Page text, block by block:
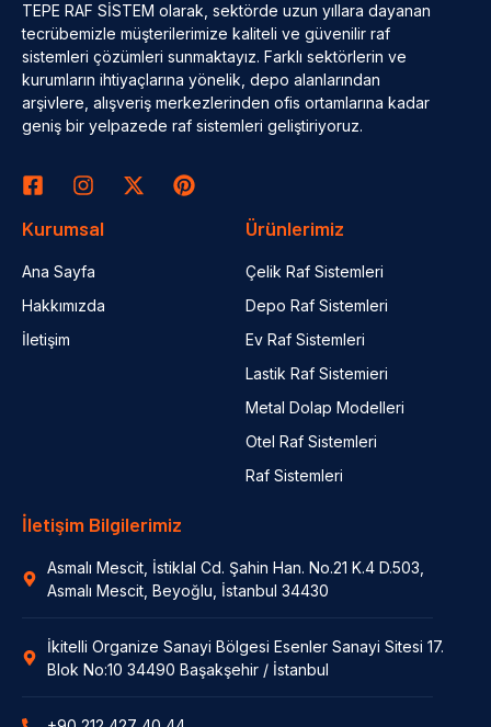
TEPE RAF SİSTEM olarak, sektörde uzun yıllara dayanan
tecrübemizle müşterilerimize kaliteli ve güvenilir raf
sistemleri çözümleri sunmaktayız. Farklı sektörlerin ve
kurumların ihtiyaçlarına yönelik, depo alanlarından
arşivlere, alışveriş merkezlerinden ofis ortamlarına kadar
geniş bir yelpazede raf sistemleri geliştiriyoruz.
Kurumsal
Ana Sayfa
Hakkımızda
İletişim
Ürünlerimiz
Çelik Raf Sistemleri
Depo Raf Sistemleri
Ev Raf Sistemleri
Lastik Raf Sistemieri
Metal Dolap Modelleri
Otel Raf Sistemleri
Raf Sistemleri
İletişim Bilgilerimiz
Asmalı Mescit, İstiklal Cd. Şahin Han. No.21 K.4 D.503,
Asmalı Mescit, Beyoğlu, İstanbul 34430
İkitelli Organize Sanayi Bölgesi Esenler Sanayi Sitesi 17.
Blok No:10 34490 Başakşehir / İstanbul